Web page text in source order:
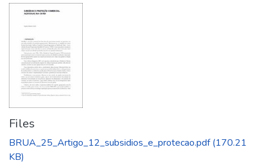
Files
BRUA_25_Artigo_12_subsidios_e_protecao.pdf(170.21
KB)